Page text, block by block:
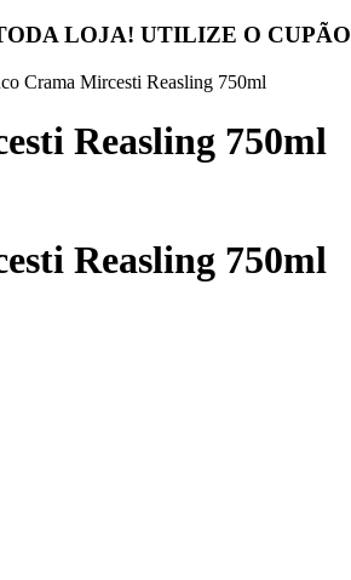
LOJA! UTILIZE O CUPÃO
Crama Mircesti Reasling 750ml
Reasling 750ml
Reasling 750ml